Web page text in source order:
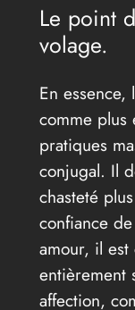
Le point
volage.
En essence,
comme plus
pratiques
conjugal. Il
chasteté
confiance
amour, il
entièrement
affection,